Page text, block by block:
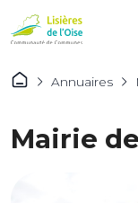
Annuaires
Mairie